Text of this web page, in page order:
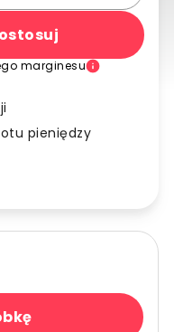
marginesu
pieniędzy